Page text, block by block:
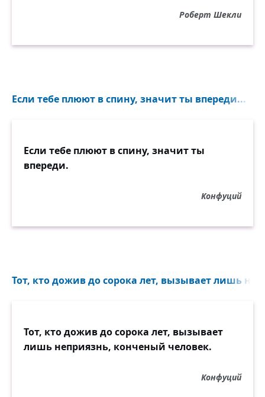
Роберт Шекли
Если тебе плюют в спину, значит ты впереди...
Если тебе плюют в спину, значит ты
впереди.
Конфуций
Тот, кто дожив до сорока лет, вызывает лишь
Тот, кто дожив до сорока лет, вызывает
лишь неприязнь, конченый человек.
Конфуций